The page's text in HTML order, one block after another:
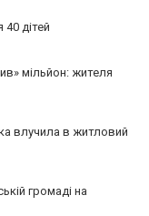
40 дітей
мільйон: жителя
влучила в житловий
громаді на